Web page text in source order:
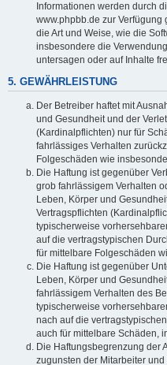
Informationen werden durch
www.phpbb.de zur
die Art und Weise, wie die
insbesondere die
untersagen oder auf Inhalte
5. GEWÄHRLEISTUNG
Der Betreiber haftet mit
und Gesundheit und der
(Kardinalpflichten) nur für
fahrlässiges Verhalten
Folgeschäden wie
Die Haftung ist gegenüber
grob fahrlässigem Verhalten
Leben, Körper und
Vertragspflichten
typischerweise
auf die vertragstypischen
für mittelbare Folgeschäden
Die Haftung ist gegenüber
Leben, Körper und
fahrlässigem Verhalten des
typischerweise
nach auf die
auch für mittelbare Schäden,
Die Haftungsbegrenzung der
zugunsten der Mitarbeiter